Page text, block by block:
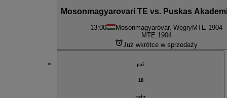
Mosonmagyarovari TE vs. Puskas
13:00 Mosonmagyaróvár, WęgryMTE 1904
MTE 1904
Już wkrótce w sprzedaży
paź
18